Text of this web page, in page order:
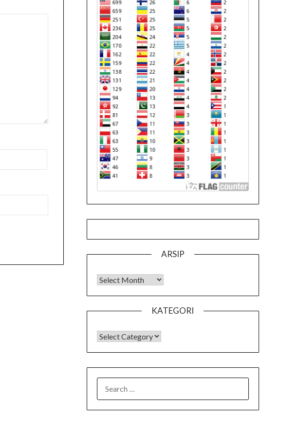
ARSIP
Arsip
KATEGORI
KATEGORI
FOR: